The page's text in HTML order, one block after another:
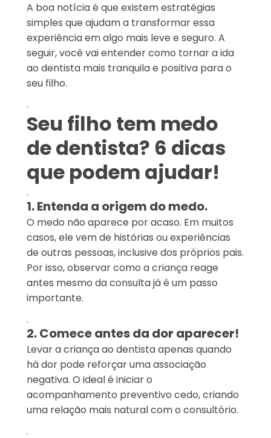
A boa notícia é que existem estratégias
simples que ajudam a transformar essa
experiência em algo mais leve e seguro. A
seguir, você vai entender como tornar a ida
ao dentista mais tranquila e positiva para o
seu filho.
.
Seu filho tem medo
de dentista? 6 dicas
que podem ajudar!
.
1. Entenda a origem do medo.
O medo não aparece por acaso. Em muitos
casos, ele vem de histórias ou experiências
de outras pessoas, inclusive dos próprios pais.
Por isso, observar como a criança reage
antes mesmo da consulta já é um passo
importante.
.
2. Comece antes da dor aparecer!
Levar a criança ao dentista apenas quando
há dor pode reforçar uma associação
negativa. O ideal é iniciar o
acompanhamento preventivo cedo, criando
uma relação mais natural com o consultório.
.